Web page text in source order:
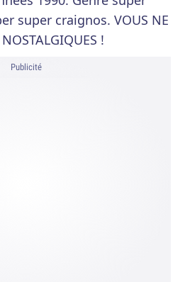
super craignos. VOUS NE
!
Publicité